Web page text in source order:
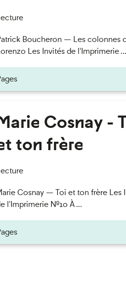
Boucheron — Les colonnes
Les Invités de l'Imprimerie ...
Cosnay -
ton frère
Cosnay — Toi et ton frère Les
l'Imprimerie n°10 À ...